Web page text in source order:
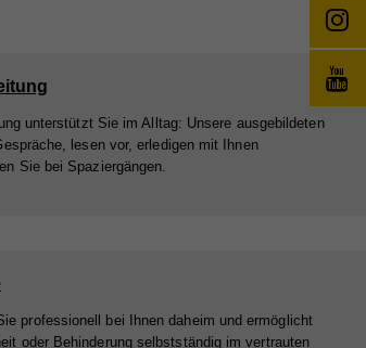
unterstützt Sie im Alltag: Unsere ausgebildeten
lesen vor, erledigen mit Ihnen
Sie bei Spaziergängen.
professionell bei Ihnen daheim und ermöglicht
oder Behinderung selbstständig im vertrauten